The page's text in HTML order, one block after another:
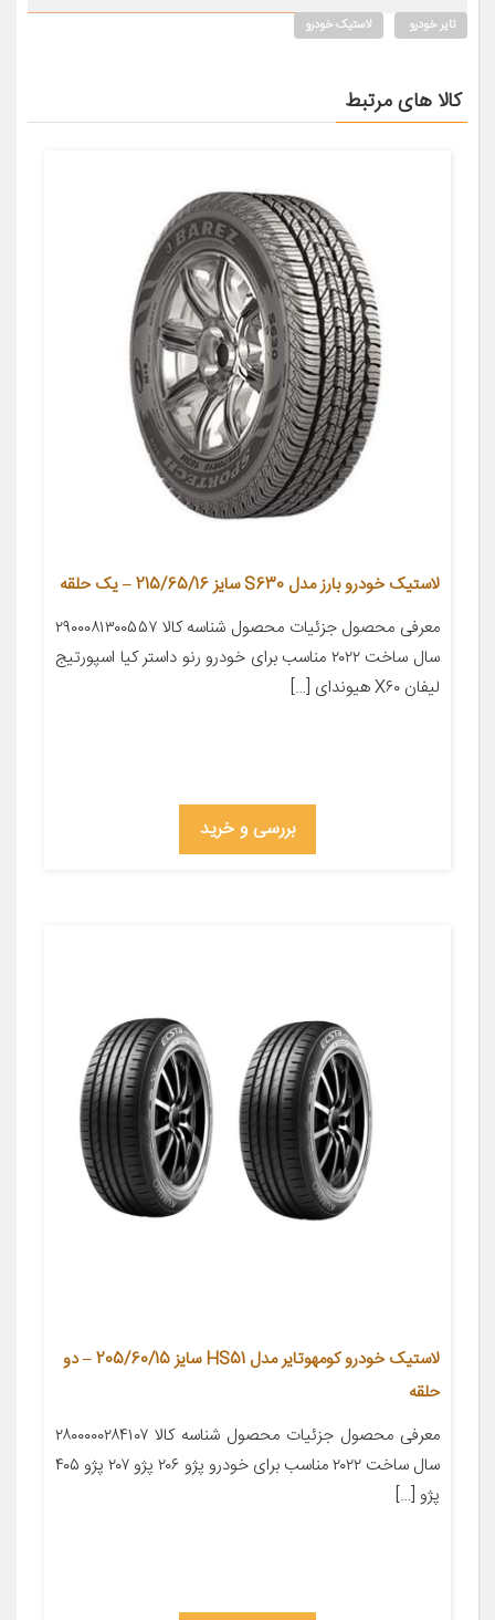
تایر خودرو لاستیک خودرو
کالا های مرتبط
لاستیک خودرو بارز مدل S630 سایز 215/65/16 – یک حلقه
معرفی محصول جزئیات محصول شناسه کالا ۲۹۰۰۰۸۱۳۰۰۵۵۷
سال ساخت ۲۰۲۲ مناسب برای خودرو رنو داستر کیا اسپورتیج
لیفان X۶۰ هیوندای […]
بررسی و خرید
لاستیک خودرو کومهوتایر مدل HS51 سایز 205/60/15 – دو
حلقه
معرفی محصول جزئیات محصول شناسه کالا ۲۸۰۰۰۰۰۲۸۴۱۰۷
سال ساخت ۲۰۲۲ مناسب برای خودرو پژو ۲۰۶ پژو ۲۰۷ پژو ۴۰۵
پژو […]